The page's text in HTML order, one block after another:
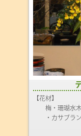
【花材】
梅・珊瑚水
・カサブラ